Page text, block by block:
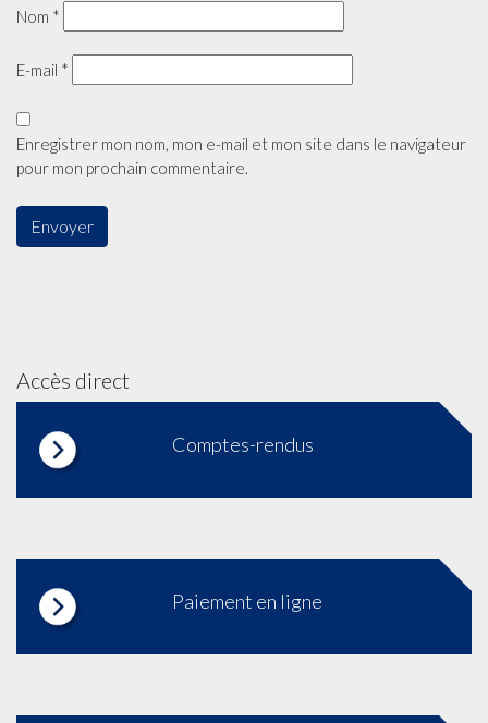
Nom *
E-mail *
Enregistrer mon nom, mon e-mail et mon site dans le navigateur
pour mon prochain commentaire.
Accès direct
Comptes-rendus
Paiement en ligne